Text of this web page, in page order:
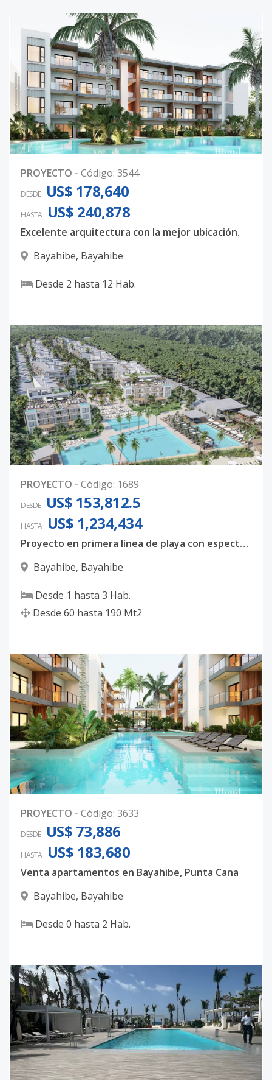
PROYECTO - Código: 3544
DESDE US$ 178,640
HASTA US$ 240,878
Excelente arquitectura con la mejor ubicación.
Bayahibe, Bayahibe
Desde 2 hasta 12 Hab.
PROYECTO - Código: 1689
DESDE US$ 153,812.5
HASTA US$ 1,234,434
Proyecto en primera línea de playa con espectacularesamenidades
Bayahibe, Bayahibe
Desde 1 hasta 3 Hab.
Desde 60 hasta 190 Mt2
PROYECTO - Código: 3633
DESDE US$ 73,886
HASTA US$ 183,680
Venta apartamentos en Bayahibe, Punta Cana
Bayahibe, Bayahibe
Desde 0 hasta 2 Hab.